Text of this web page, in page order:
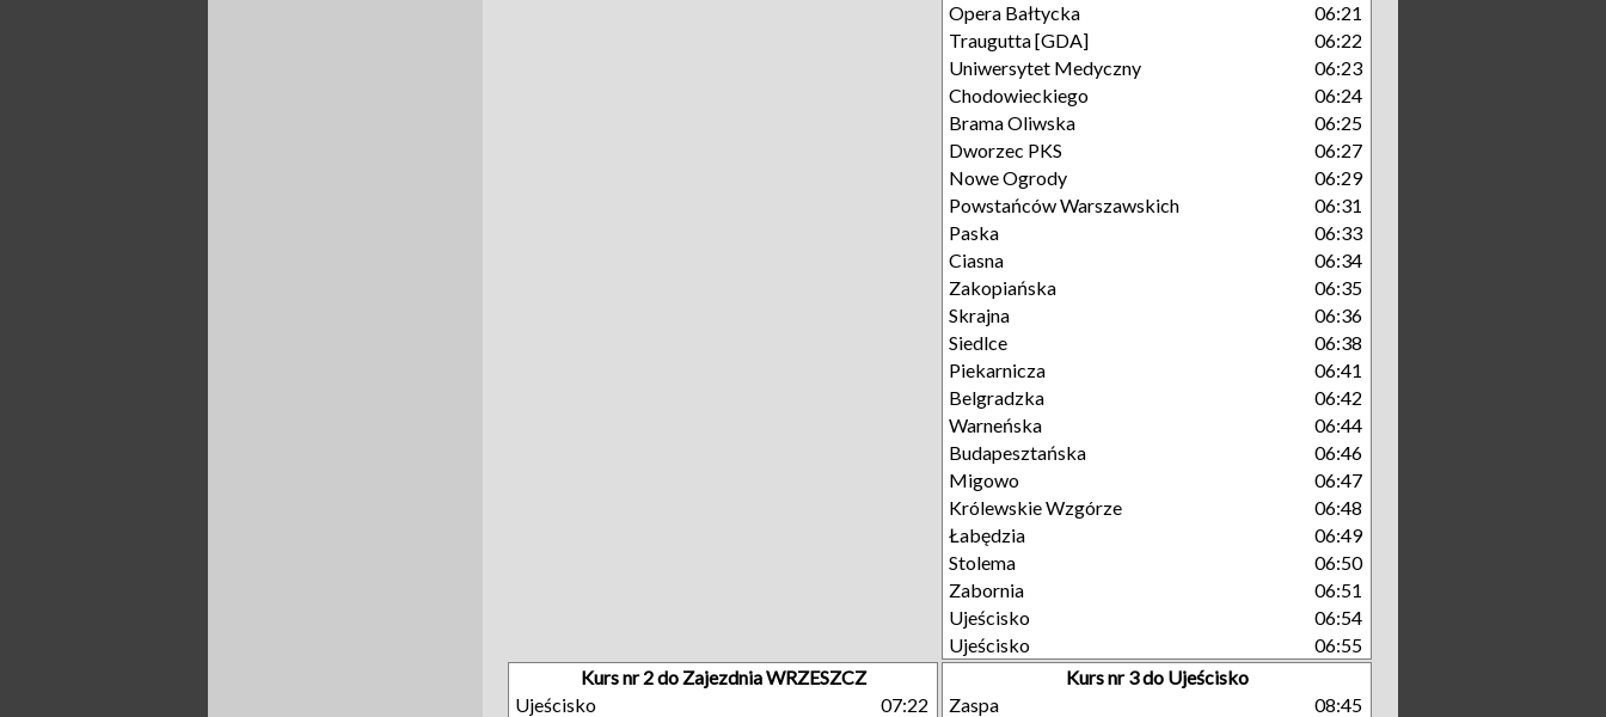
Opera Bałtycka
06:21
Traugutta [GDA]
06:22
Uniwersytet Medyczny
06:23
Chodowieckiego
06:24
Brama Oliwska
06:25
Dworzec PKS
06:27
Nowe Ogrody
06:29
Powstańców Warszawskich
06:31
Paska
06:33
Ciasna
06:34
Zakopiańska
06:35
Skrajna
06:36
Siedlce
06:38
Piekarnicza
06:41
Belgradzka
06:42
Warneńska
06:44
Budapesztańska
06:46
Migowo
06:47
Królewskie Wzgórze
06:48
Łabędzia
06:49
Stolema
06:50
Zabornia
06:51
Ujeścisko
06:54
Ujeścisko
06:55
Kurs nr 2 do Zajezdnia WRZESZCZ
Ujeścisko
07:22
Kurs nr 3 do Ujeścisko
Zaspa
08:45